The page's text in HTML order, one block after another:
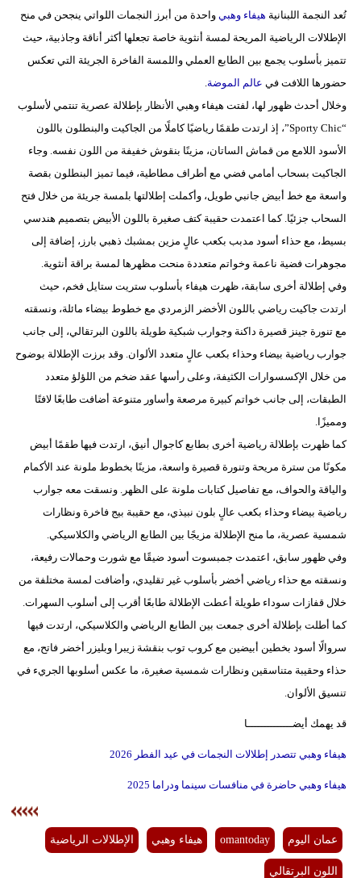
تُعد النجمة اللبنانية هيفاء وهبي واحدة من أبرز النجمات اللواتي ينجحن في منح
الإطلالات الرياضية المريحة لمسة أنثوية خاصة تجعلها أكثر أناقة وجاذبية، حيث
تتميز بأسلوب يجمع بين الطابع العملي واللمسة الفاخرة الجريئة التي تعكس
حضورها اللافت في عالم الموضة.
وخلال أحدث ظهور لها، لفتت هيفاء وهبي الأنظار بإطلالة عصرية تنتمي لأسلوب
“Sporty Chic”، إذ ارتدت طقمًا رياضيًا كاملًا من الجاكيت والبنطلون باللون
الأسود اللامع من قماش الساتان، مزينًا بنقوش خفيفة من اللون نفسه. وجاء
الجاكيت بسحاب أمامي فضي مع أطراف مطاطية، فيما تميز البنطلون بقصة
واسعة مع خط أبيض جانبي طويل، وأكملت إطلالتها بلمسة جريئة من خلال فتح
السحاب جزئيًا. كما اعتمدت حقيبة كتف صغيرة باللون الأبيض بتصميم هندسي
بسيط، مع حذاء أسود مدبب بكعب عالٍ مزين بمشبك ذهبي بارز، إضافة إلى
مجوهرات فضية ناعمة وخواتم متعددة منحت مظهرها لمسة براقة أنثوية.
وفي إطلالة أخرى سابقة، ظهرت هيفاء بأسلوب ستريت ستايل فخم، حيث
ارتدت جاكيت رياضي باللون الأخضر الزمردي مع خطوط بيضاء مائلة، ونسقته
مع تنورة جينز قصيرة داكنة وجوارب شبكية طويلة باللون البرتقالي، إلى جانب
جوارب رياضية بيضاء وحذاء بكعب عالٍ متعدد الألوان. وقد برزت الإطلالة بوضوح
من خلال الإكسسوارات الكثيفة، وعلى رأسها عقد ضخم من اللؤلؤ متعدد
الطبقات، إلى جانب خواتم كبيرة مرصعة وأساور متنوعة أضافت طابعًا لافتًا
ومميزًا.
كما ظهرت بإطلالة رياضية أخرى بطابع كاجوال أنيق، ارتدت فيها طقمًا أبيض
مكونًا من سترة مريحة وتنورة قصيرة واسعة، مزينًا بخطوط ملونة عند الأكمام
والياقة والحواف، مع تفاصيل كتابات ملونة على الظهر. ونسقت معه جوارب
رياضية بيضاء وحذاء بكعب عالٍ بلون نبيذي، مع حقيبة بيج فاخرة ونظارات
شمسية عصرية، ما منح الإطلالة مزيجًا بين الطابع الرياضي والكلاسيكي.
وفي ظهور سابق، اعتمدت جمبسوت أسود ضيقًا مع شورت وحمالات رفيعة،
ونسقته مع حذاء رياضي أخضر بأسلوب غير تقليدي، وأضافت لمسة مختلفة من
خلال قفازات سوداء طويلة أعطت الإطلالة طابعًا أقرب إلى أسلوب السهرات.
كما أطلت بإطلالة أخرى جمعت بين الطابع الرياضي والكلاسيكي، ارتدت فيها
سروالًا أسود بخطين أبيضين مع كروب توب بنقشة زيبرا وبليزر أخضر فاتح، مع
حذاء وحقيبة متناسقين ونظارات شمسية صغيرة، ما عكس أسلوبها الجريء في
تنسيق الألوان.
قد يهمك أيضــــــــــــــا
هيفاء وهبي تتصدر إطلالات النجمات في عيد الفطر 2026
هيفاء وهبي حاضرة في منافسات سينما ودراما 2025
عمان اليوم omantoday هيفاء وهبي الإطلالات الرياضية
اللون البرتقالي